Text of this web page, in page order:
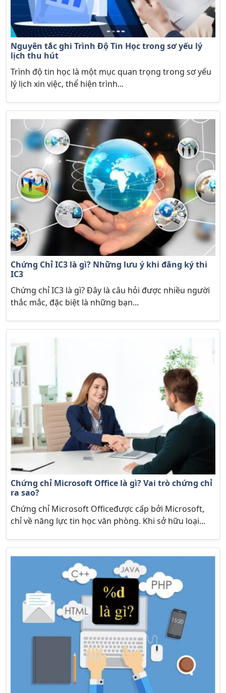
Nguyên tắc ghi Trình Độ Tin Học trong sơ yếu lý
lịch thu hút
Trình độ tin học là một mục quan trọng trong sơ yếu
lý lịch xin việc, thể hiện trình...
Chứng Chỉ IC3 là gì? Những lưu ý khi đăng ký thi
IC3
Chứng chỉ IC3 là gì? Đây là câu hỏi được nhiều người
thắc mắc, đặc biệt là những bạn...
Chứng chỉ Microsoft Office là gì? Vai trò chứng chỉ
ra sao?
Chứng chỉ Microsoft Officeđược cấp bởi Microsoft,
chỉ về năng lực tin học văn phòng. Khi sở hữu loại...